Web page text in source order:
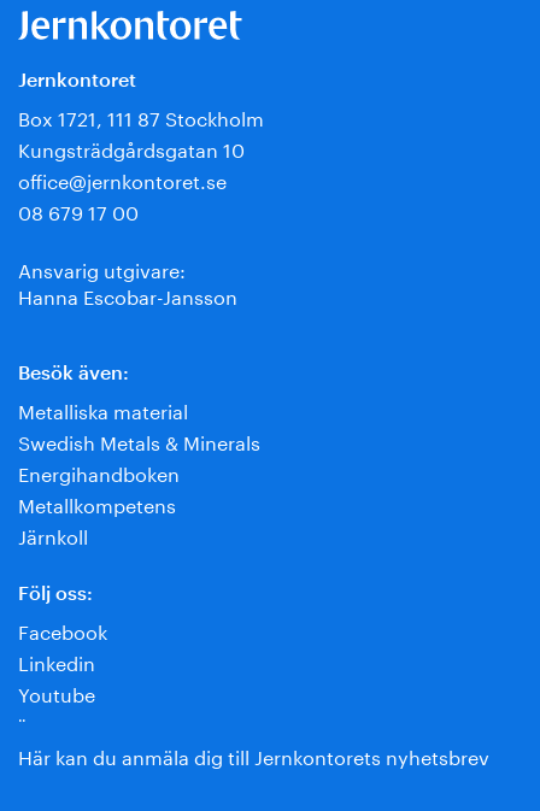
Jernkontoret
Box 1721, 111 87 Stockholm
Kungsträdgårdsgatan 10
office@jernkontoret.se
08 679 17 00
Ansvarig utgivare:
Hanna Escobar-Jansson
Besök även:
Metalliska material
Swedish Metals & Minerals
Energihandboken
Metallkompetens
Järnkoll
Följ oss:
Facebook
Linkedin
Youtube
¨
Här kan du anmäla dig till Jernkontorets nyhetsbrev